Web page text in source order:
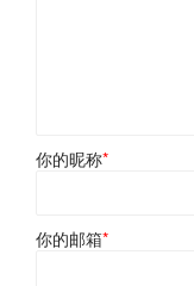
你的昵称*
你的邮箱*